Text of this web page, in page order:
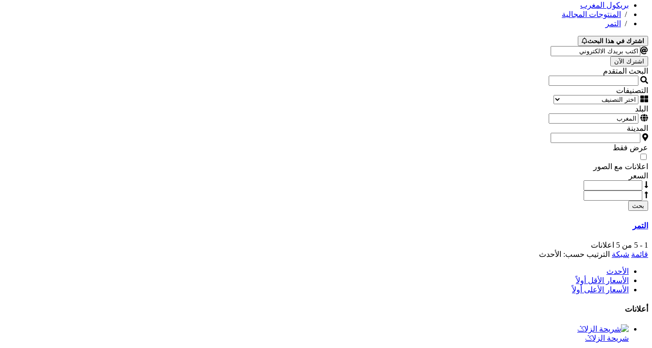
بريكول المغرب
/
المنتوجات المجالية
/
التمر
اشترك في هذا البحث
اشترك الآن
البحث المتقدم
التصنيفات
البلد
المدينة
عرض فقط
اعلانات مع الصور
السعر
بحث
التمر
1 - 5 من 5 اعلانات
قائمة شبكة الترتيب حسب: الأحدث
الأحدث
الأسعار الأقل أولاً
الأسعار الأعلى أولاً
أعلانات
شريحة الزلاݣ